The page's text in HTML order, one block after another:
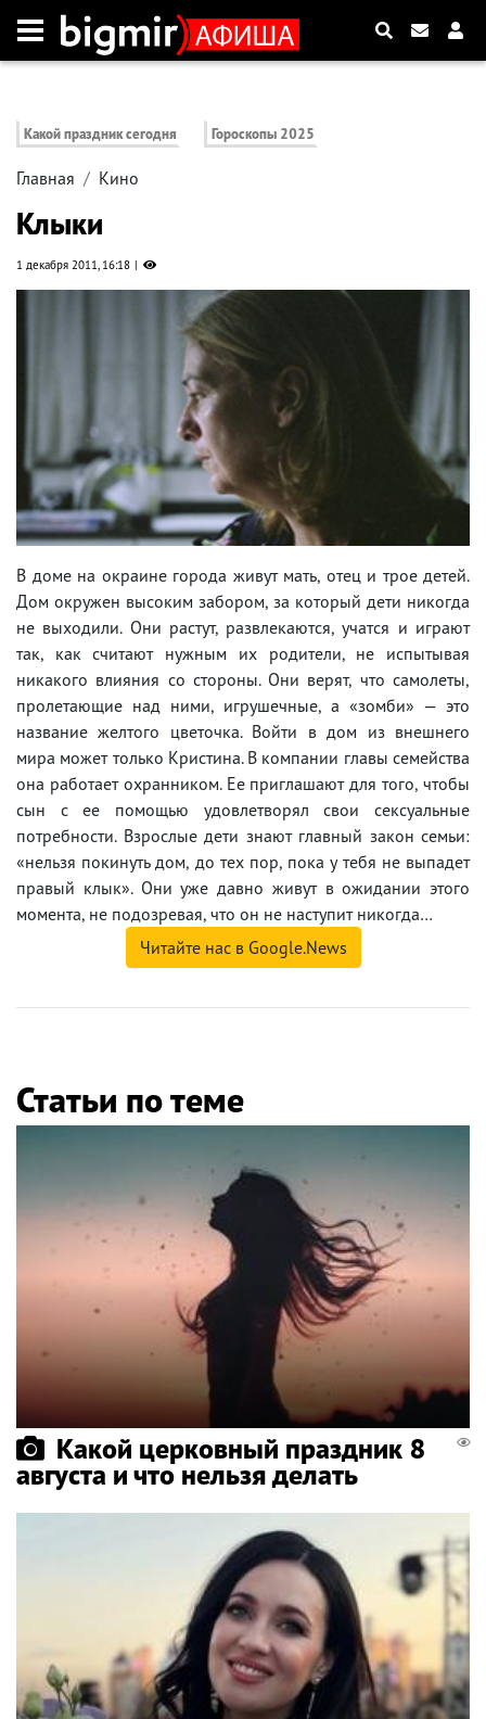
Какой праздник сегодня Гороскопы 2025
Главная Кино
Клыки
1 декабря 2011, 16:18
В доме на окраине города живут мать, отец и трое детей.
Дом окружен высоким забором, за который дети никогда
не выходили. Они растут, развлекаются, учатся и играют
так, как считают нужным их родители, не испытывая
никакого влияния со стороны. Они верят, что самолеты,
пролетающие над ними, игрушечные, а «зомби» — это
название желтого цветочка. Войти в дом из внешнего
мира может только Кристина. В компании главы семейства
она работает охранником. Ее приглашают для того, чтобы
сын с ее помощью удовлетворял свои сексуальные
потребности. Взрослые дети знают главный закон семьи:
«нельзя покинуть дом, до тех пор, пока у тебя не выпадет
правый клык». Они уже давно живут в ожидании этого
момента, не подозревая, что он не наступит никогда…
Читайте нас в Google.News
Статьи по теме
Какой церковный праздник 8
августа и что нельзя делать